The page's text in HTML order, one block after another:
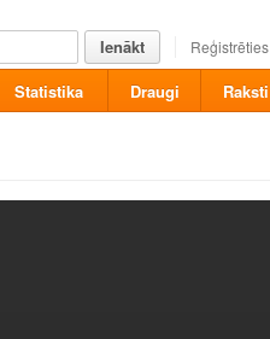
Ienākt Reģistrēties
Statistika Draugi Raksti